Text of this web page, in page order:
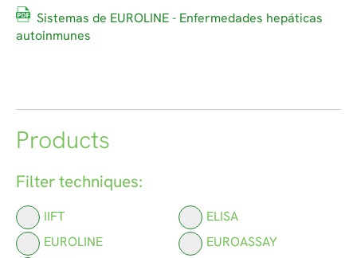
Sistemas de EUROLINE - Enfermedades hepáticas
autoinmunes
Products
Filter techniques:
IIFT
ELISA
EUROLINE
EUROASSAY